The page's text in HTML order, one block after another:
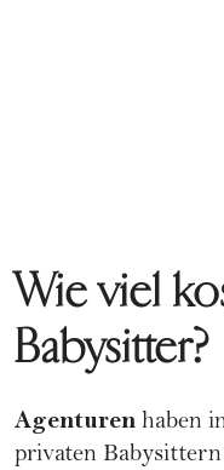
Wie viel
Babysitter?
Agenturen haben
privaten